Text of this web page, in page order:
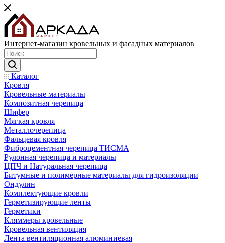
Интернет-магазин кровельных и фасадных материалов
Каталог
Кровля
Кровельные материалы
Композитная черепица
Шифер
Мягкая кровля
Металлочерепица
Фальцевая кровля
Фиброцементная черепица ТИСМА
Рулонная черепица и материалы
ЦПЧ и Натуральная черепица
Битумные и полимерные материалы для гидроизоляции
Ондулин
Комплектующие кровли
Герметизирующие ленты
Герметики
Кляммеры кровельные
Кровельная вентиляция
Лента вентиляционная алюминиевая